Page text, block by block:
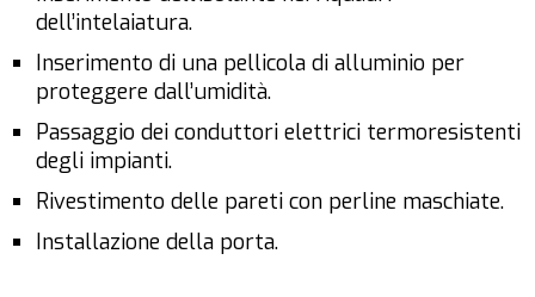
dell’intelaiatura.
Inserimento di una pellicola di alluminio per
proteggere dall’umidità.
Passaggio dei conduttori elettrici termoresistenti
degli impianti.
Rivestimento delle pareti con perline maschiate.
Installazione della porta.